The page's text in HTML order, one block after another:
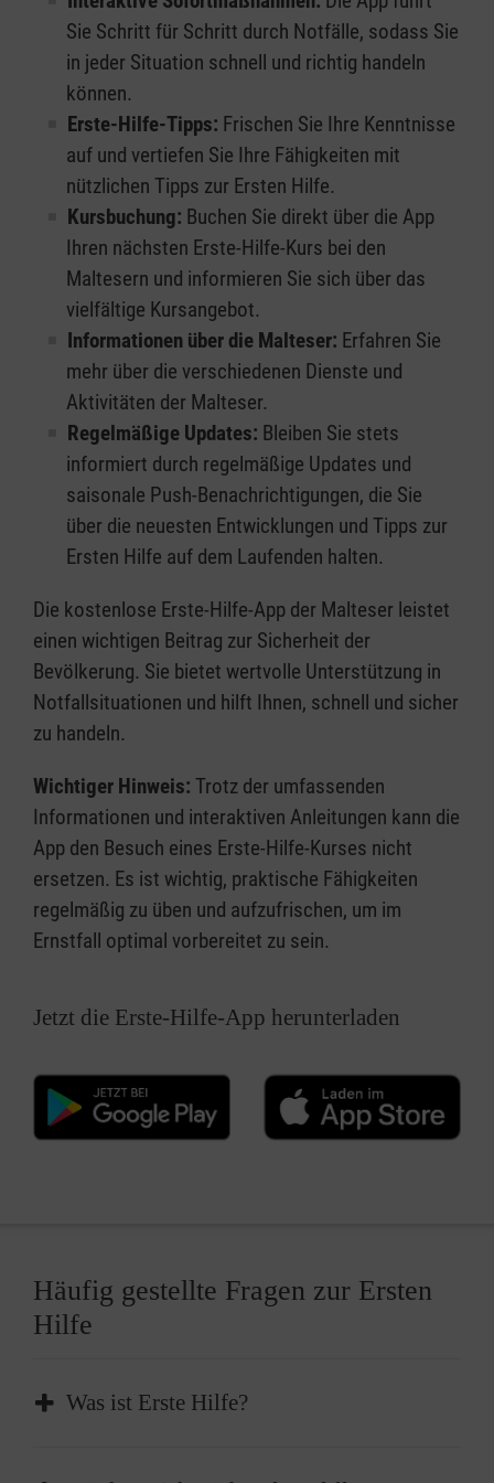
Sie Schritt für Schritt durch Notfälle, sodass Sie
in jeder Situation schnell und richtig handeln
können.
Erste-Hilfe-Tipps: Frischen Sie Ihre Kenntnisse
auf und vertiefen Sie Ihre Fähigkeiten mit
nützlichen Tipps zur Ersten Hilfe.
Kursbuchung: Buchen Sie direkt über die App
Ihren nächsten Erste-Hilfe-Kurs bei den
Maltesern und informieren Sie sich über das
vielfältige Kursangebot.
Informationen über die Malteser: Erfahren Sie
mehr über die verschiedenen Dienste und
Aktivitäten der Malteser.
Regelmäßige Updates: Bleiben Sie stets
informiert durch regelmäßige Updates und
saisonale Push-Benachrichtigungen, die Sie
über die neuesten Entwicklungen und Tipps zur
Ersten Hilfe auf dem Laufenden halten.
Die kostenlose Erste-Hilfe-App der Malteser leistet
einen wichtigen Beitrag zur Sicherheit der
Bevölkerung. Sie bietet wertvolle Unterstützung in
Notfallsituationen und hilft Ihnen, schnell und sicher
zu handeln.
Wichtiger Hinweis: Trotz der umfassenden
Informationen und interaktiven Anleitungen kann die
App den Besuch eines Erste-Hilfe-Kurses nicht
ersetzen. Es ist wichtig, praktische Fähigkeiten
regelmäßig zu üben und aufzufrischen, um im
Ernstfall optimal vorbereitet zu sein.
Jetzt die Erste-Hilfe-App herunterladen
Häufig gestellte Fragen zur Ersten
Hilfe
Was ist Erste Hilfe?